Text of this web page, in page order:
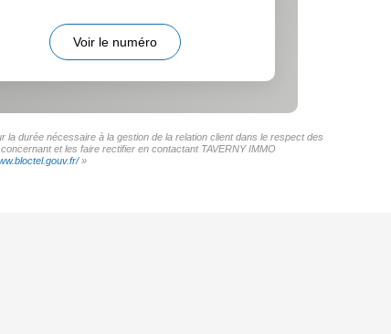
Voir le numéro
durée nécessaire à la gestion de la relation client dans le respect des
et les faire rectifier en contactant TAVERNY IMMO
»